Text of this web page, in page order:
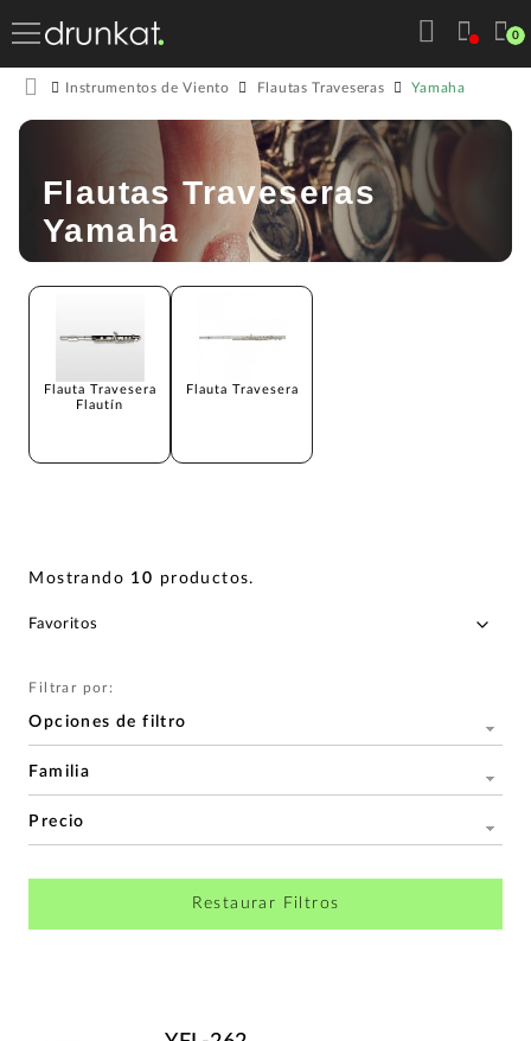
0
Instrumentos de Viento Flautas Traveseras Yamaha
Flautas Traveseras
Yamaha
Flauta Travesera
Flautín
Flauta Travesera
Mostrando 10 productos.
Filtrar por:
Opciones de filtro
Familia
Precio
Restaurar Filtros